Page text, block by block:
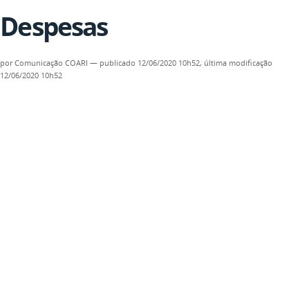
Despesas
porComunicação COARI — publicado 12/06/2020 10h52, última modificação
12/06/2020 10h52